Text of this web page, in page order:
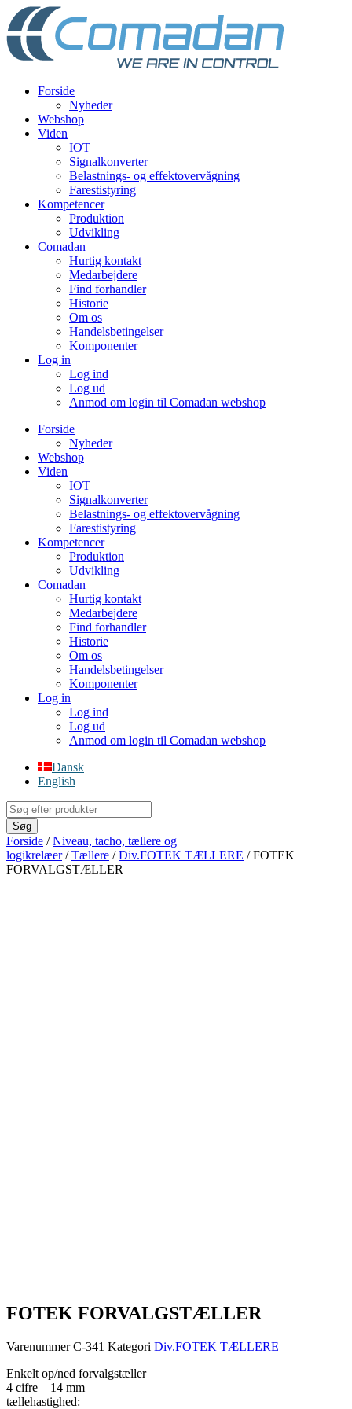
Videre
til
indhold
Forside
Nyheder
Webshop
Viden
IOT
Signalkonverter
Belastnings- og effektovervågning
Farestistyring
Kompetencer
Produktion
Udvikling
Comadan
Hurtig kontakt
Medarbejdere
Find forhandler
Historie
Om os
Handelsbetingelser
Komponenter
Log in
Log ind
Log ud
Anmod om login til Comadan webshop
Forside
Nyheder
Webshop
Viden
IOT
Signalkonverter
Belastnings- og effektovervågning
Farestistyring
Kompetencer
Produktion
Udvikling
Comadan
Hurtig kontakt
Medarbejdere
Find forhandler
Historie
Om os
Handelsbetingelser
Komponenter
Log in
Log ind
Log ud
Anmod om login til Comadan webshop
Dansk
English
Products
search
Søg
Forside /Niveau, tacho, tællere og
logikrelæer/Tællere /Div.FOTEK TÆLLERE / FOTEK
FORVALGSTÆLLER
FOTEK FORVALGSTÆLLER
VarenummerC-341 Kategori Div.FOTEK TÆLLERE
Enkelt op/ned forvalgstæller
4 cifre – 14 mm
tællehastighed: